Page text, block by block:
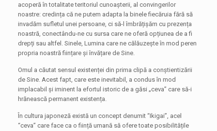
acoperă în totalitate teritoriul cunoașterii, al convingerilor
noastre: credința că ne putem adapta la binele fiecăruia fără să
invadăm sufletul unei persoane, ci să-l îmbrățișăm cu prezența
noastră, conectându-ne cu sursa care ne oferă opțiunea de a fi
drepți sau altfel. Sinele, Lumina care ne călăuzește în mod peren
propria noastră ființare și învățare de Sine.
Omul a căutat sensul existenței din prima clipă a conștientizării
de Sine. Acest fapt, care este inevitabil, a condus în mod
implacabil și iminent la efortul istoric de a găsi „ceva” care să-i
hrănească permanent existența.
În cultura japoneză există un concept denumit “Ikigai”, acel
“ceva” care face ca o ființă umană să ofere toate posibilitățile